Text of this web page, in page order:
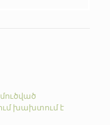
խախտում է